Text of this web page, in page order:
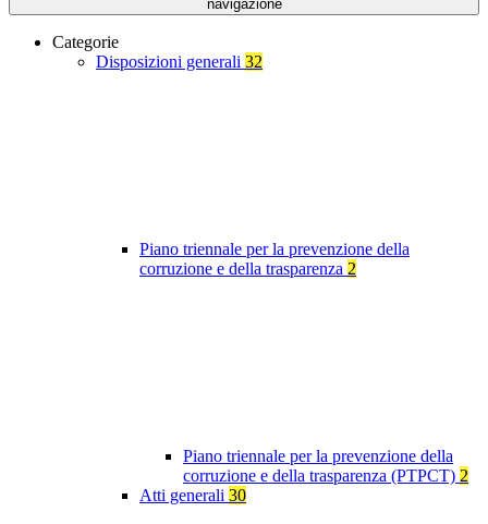
navigazione
Categorie
Disposizioni generali 32
Piano triennale per la prevenzione della
corruzione e della trasparenza 2
Piano triennale per la prevenzione della
corruzione e della trasparenza (PTPCT) 2
Atti generali 30